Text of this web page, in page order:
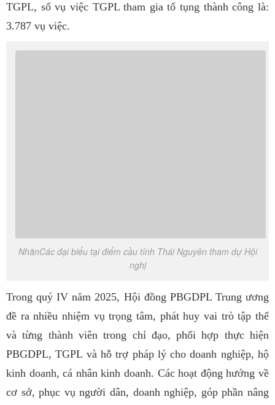
TGPL, số vụ việc TGPL tham gia tố tụng thành công là:
3.787 vụ việc.
NhãnCác đại biểu tại điểm cầu tỉnh Thái Nguyên tham dự Hội
nghị
Trongquý IV năm 2025, Hội đồng PBGDPL Trung ương
đề ranhiều nhiệm vụ trọng tâm, phát huy vai trò tập thể
và từng thành viên trong chỉ đạo, phối hợp thực hiện
PBGDPL, TGPL và hỗ trợ pháp lý cho doanh nghiệp, hộ
kinh doanh, cá nhân kinh doanh. Các hoạt động hướng về
cơ sở, phục vụ người dân, doanh nghiệp, góp phần nâng